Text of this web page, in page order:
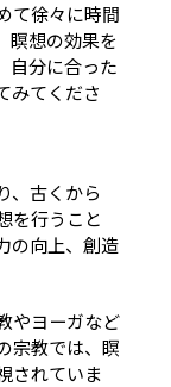
て徐々に時間
瞑想の効果を
自分に合った
みてくださ
、古くから
を行うこと
の向上、創造
やヨーガなど
宗教では、瞑
されていま